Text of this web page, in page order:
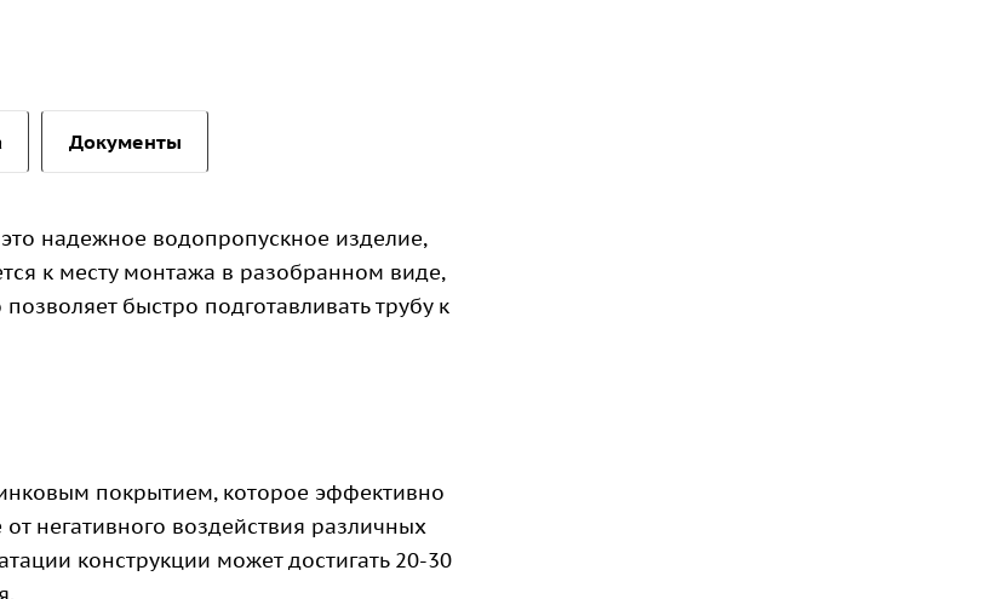
Документы
надежное водопропускное изделие,
к месту монтажа в разобранном виде,
быстро подготавливать трубу к
покрытием, которое эффективно
негативного воздействия различных
конструкции может достигать 20-30